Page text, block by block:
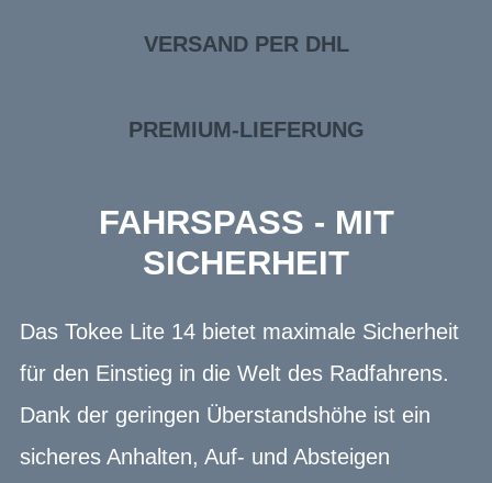
VERSAND PER DHL
PREMIUM-LIEFERUNG
FAHRSPASS - MIT
SICHERHEIT
Das Tokee Lite 14 bietet maximale Sicherheit
für den Einstieg in die Welt des Radfahrens.
Dank der geringen Überstandshöhe ist ein
sicheres Anhalten, Auf- und Absteigen